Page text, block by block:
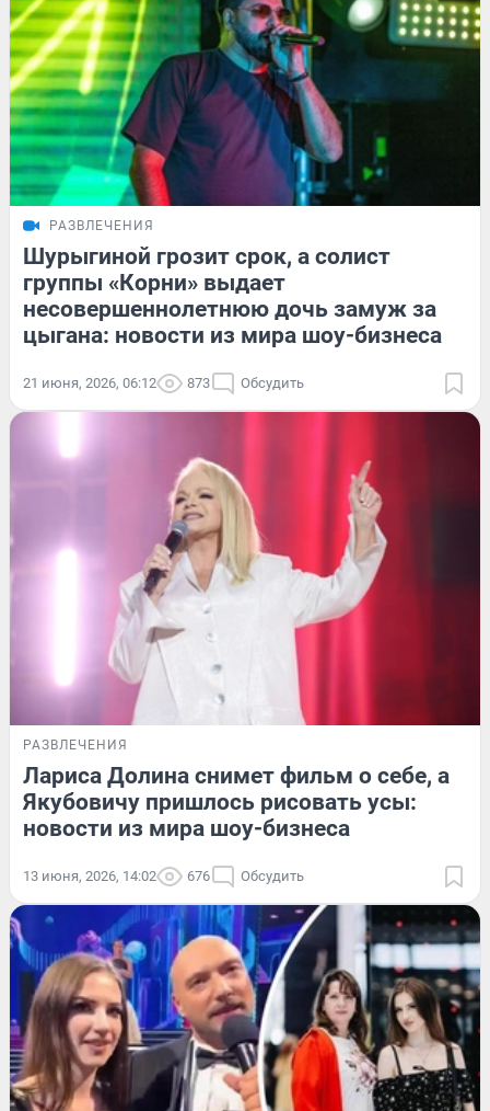
РАЗВЛЕЧЕНИЯ
Шурыгиной грозит срок, а солист
группы «Корни» выдает
несовершеннолетнюю дочь замуж за
цыгана: новости из мира шоу-бизнеса
21 июня, 2026, 06:12 873 Обсудить
РАЗВЛЕЧЕНИЯ
Лариса Долина снимет фильм о себе, а
Якубовичу пришлось рисовать усы:
новости из мира шоу-бизнеса
13 июня, 2026, 14:02 676 Обсудить